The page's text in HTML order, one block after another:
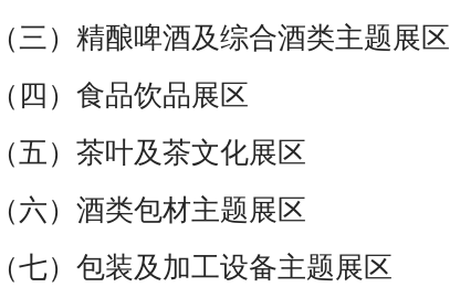
（三）精酿啤酒及综合酒类主题展区
（四）食品饮品展区
（五）茶叶及茶文化展区
（六）酒类包材主题展区
（七）包装及加工设备主题展区